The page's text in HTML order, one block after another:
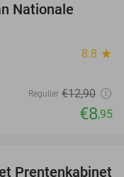
Nationale
8.8 star
Regulier €12,90
€8,95
Prentenkabinet